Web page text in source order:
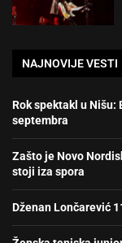
NAJNOVIJE VESTI
Rok spektakl u Nišu:
septembra
Zašto je Novo
stoji iza spora
Dženan Lončarević